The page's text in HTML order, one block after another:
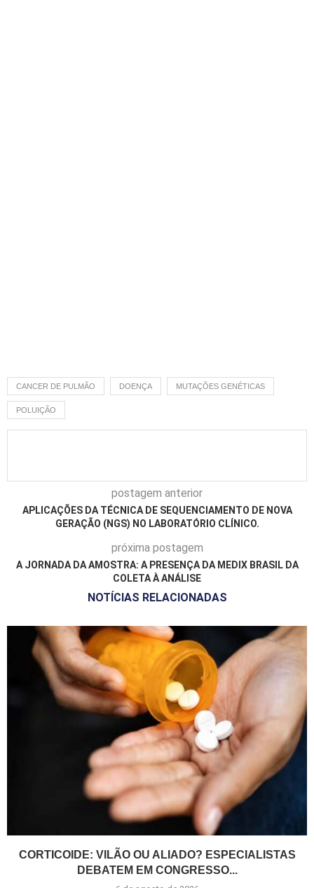
CANCER DE PULMÃO DOENÇA MUTAÇÕES GENÉTICAS
POLUIÇÃO
postagem anterior
APLICAÇÕES DA TÉCNICA DE SEQUENCIAMENTO DE NOVA
GERAÇÃO (NGS) NO LABORATÓRIO CLÍNICO.
próxima postagem
A JORNADA DA AMOSTRA: A PRESENÇA DA MEDIX BRASIL DA
COLETA À ANÁLISE
NOTÍCIAS RELACIONADAS
CORTICOIDE: VILÃO OU ALIADO? ESPECIALISTAS
DEBATEM EM CONGRESSO...